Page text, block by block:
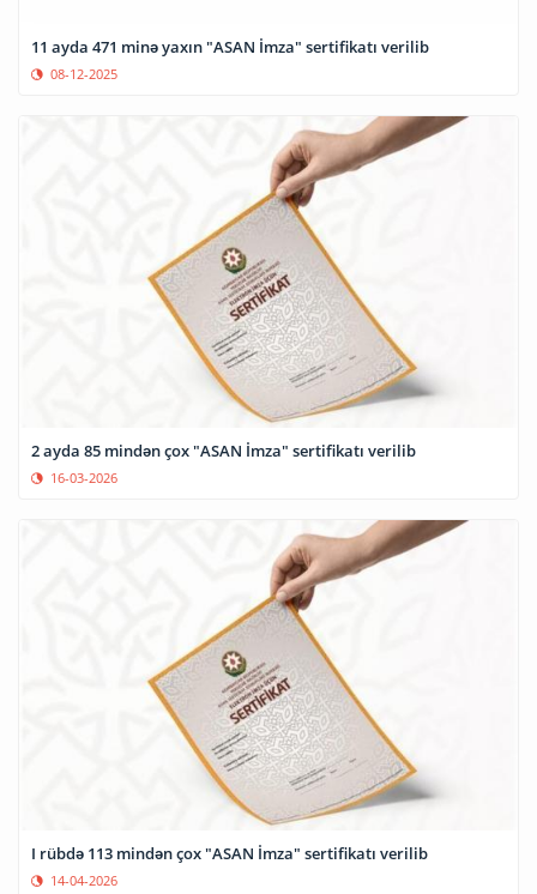
11 ayda 471 minə yaxın "ASAN İmza" sertifikatı verilib
08-12-2025
2 ayda 85 mindən çox "ASAN İmza" sertifikatı verilib
16-03-2026
I rübdə 113 mindən çox "ASAN İmza" sertifikatı verilib
14-04-2026